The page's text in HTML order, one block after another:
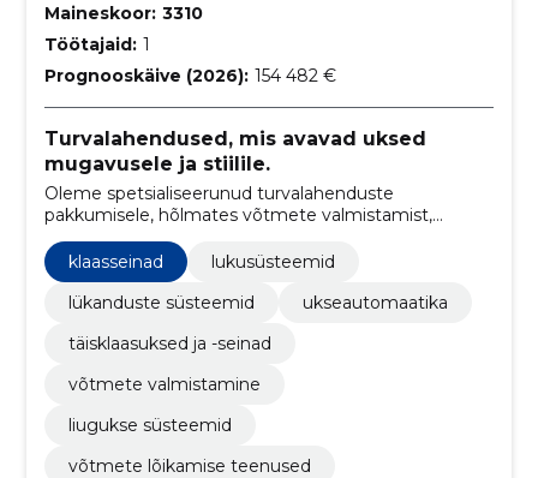
Maineskoor: 3310
Töötajaid: 1
Prognooskäive (2026): 154 482 €
Turvalahendused, mis avavad uksed
mugavusele ja stiilile.
Oleme spetsialiseerunud turvalahenduste
pakkumisele, hõlmates võtmete valmistamist,
klaasseinad
lukusüsteemid
lükanduste süsteemid
ukseautomaatika
täisklaasuksed ja -seinad
võtmete valmistamine
liugukse süsteemid
võtmete lõikamise teenused